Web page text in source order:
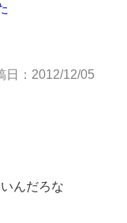
日：2012/12/05
んだろな